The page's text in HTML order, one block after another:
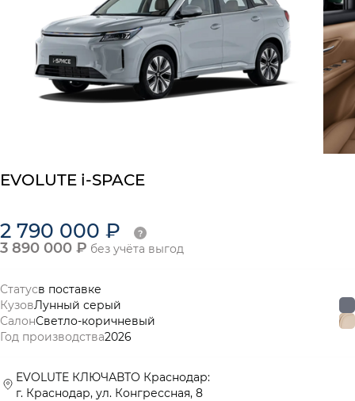
EVOLUTE i-SPACE
2 790 000 ₽
3 890 000 ₽ без учёта выгод
Статусв поставке
КузовЛунный серый
СалонСветло-коричневый
Год производства2026
EVOLUTE КЛЮЧАВТО Краснодар:
г. Краснодар, ул. Конгрессная, 8